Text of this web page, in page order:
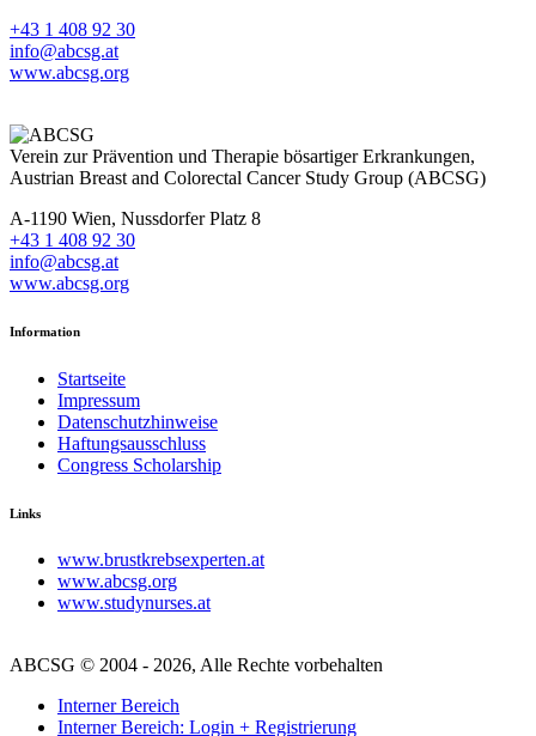
+43 1 408 92 30
info@abcsg.at
www.abcsg.org
Verein zur Prävention und Therapie bösartiger Erkrankungen,
Austrian Breast and Colorectal Cancer Study Group (ABCSG)
A-1190 Wien, Nussdorfer Platz 8
+43 1 408 92 30
info@abcsg.at
www.abcsg.org
Information
Startseite
Impressum
Datenschutzhinweise
Haftungsausschluss
Congress Scholarship
Links
www.brustkrebsexperten.at
www.abcsg.org
www.studynurses.at
ABCSG © 2004 - 2026, Alle Rechte vorbehalten
Interner Bereich
Interner Bereich: Login + Registrierung